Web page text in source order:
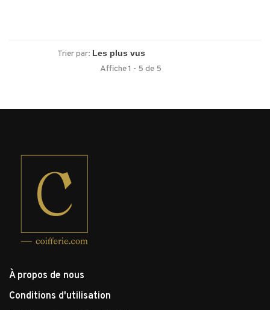
Trier par:
Affiche 1 - 5 de 5
À propos de nous
Conditions d'utilisation